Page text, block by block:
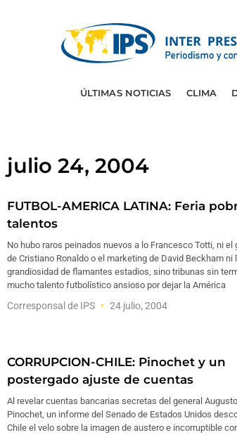
ÚLTIMAS NOTICIAS CLIMA
julio 24, 2004
FUTBOL-AMERICA LATINA: Feria
talentos
No hubo raros peinados nuevos a lo Francesco Totti, ni el
de Cristiano Ronaldo o el marketing de David Beckham ni
grandiosidad de flamantes estadios, sino tribunas sin
mucho talento futbolístico ansioso por dejar la América
Corresponsal de IPS 24 julio, 2004
CORRUPCION-CHILE: Pinochet y un
postergado ajuste de cuentas
Al revelar cuentas bancarias secretas del general Augusto
Pinochet, un informe del Senado de Estados Unidos
Chile el velo sobre la imagen de austero e incorruptible